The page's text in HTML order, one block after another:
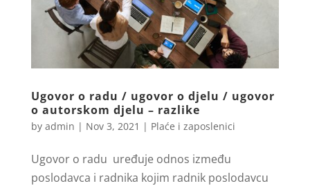
Ugovor o radu / ugovor o djelu / ugovor
o autorskom djelu – razlike
by admin | Nov 3, 2021 | Plaće i zaposlenici
Ugovor o radu uređuje odnos između
poslodavca i radnika kojim radnik poslodavcu